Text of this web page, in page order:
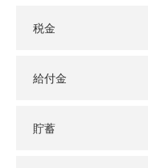
税金
給付金
貯蓄